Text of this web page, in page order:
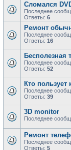
Сломался
Последнее
Ответы: 6
Ремонт
Последнее
Ответы: 16
Бесполезная
Последнее
Ответы: 52
Кто
Последнее
Ответы: 39
3D monitor
Последнее
Ремонт
Последнее
Ответы: 5